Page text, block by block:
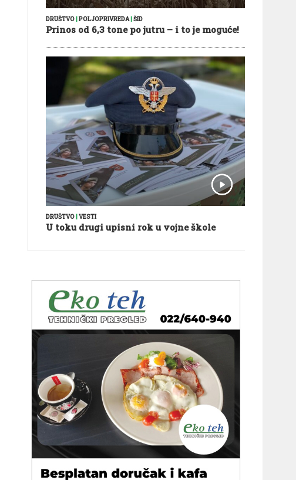
DRUŠTVO|POLJOPRIVREDA|ŠID
Prinos od 6,3 tone po jutru – i to je moguće!
DRUŠTVO VESTI
U toku drugi upisni rok u vojne škole